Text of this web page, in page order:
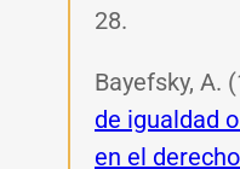
28.
Bayefsky, A.
de igualdad
en el